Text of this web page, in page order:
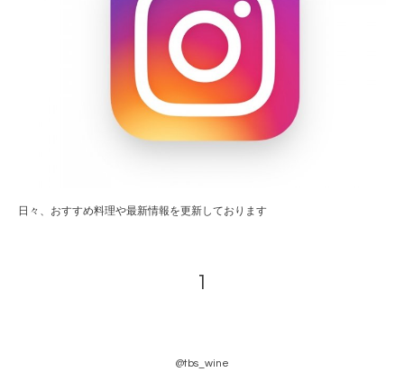
日々、おすすめ料理や最新情報を更新しております
1
@tbs_wine